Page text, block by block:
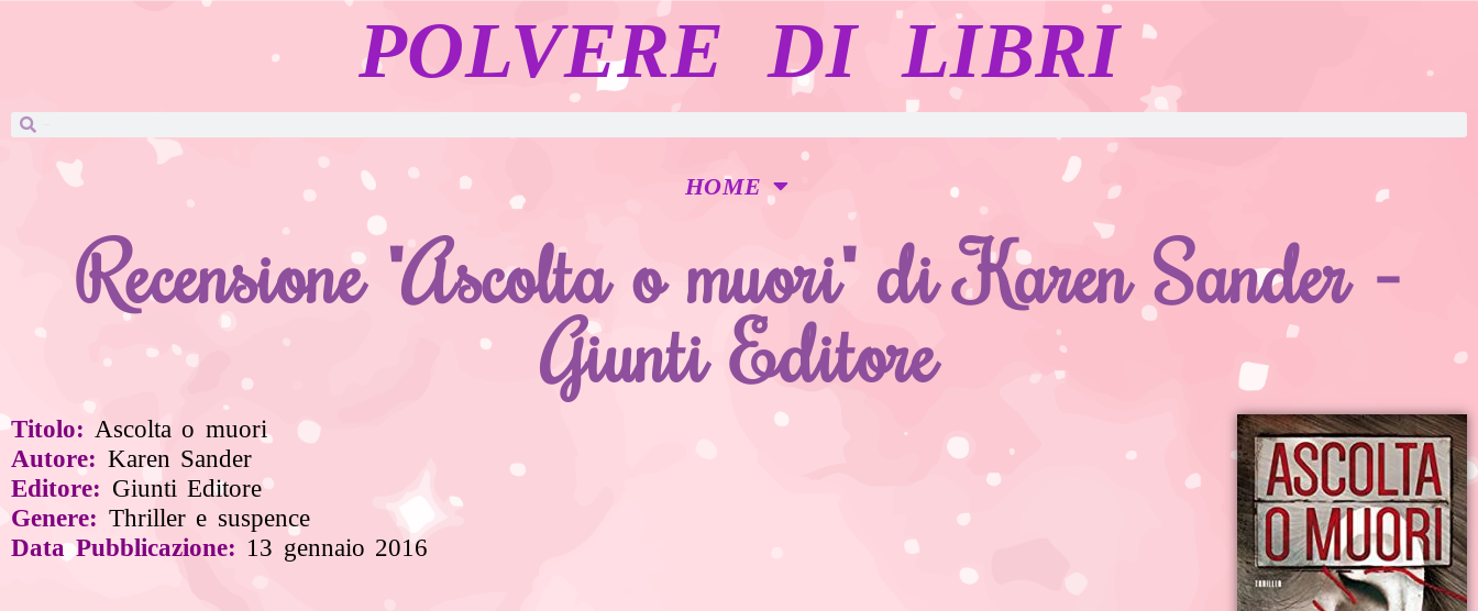
POLVERE DI LIBRI
HOME
Recensione "Ascolta o muori" di Karen Sander -
Giunti Editore
Titolo: Ascolta o muori
Autore: Karen Sander
Editore: Giunti Editore
Genere: Thriller e suspence
Data Pubblicazione: 13 gennaio 2016